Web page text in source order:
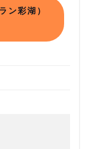
ン彩湖）